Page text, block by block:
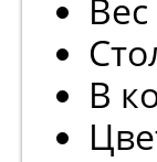
Вес
В